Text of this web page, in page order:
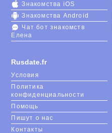
Rusdate.fr
Условия
Политика
конфиденциальности
Помощь
Пишут о нас
Контакты
Знакомства iOS
Знакомства Android
Чат бот знакомств
Елена